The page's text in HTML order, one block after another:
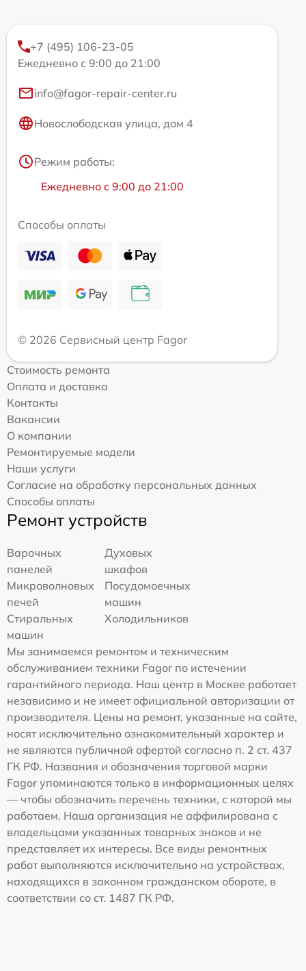
+7 (495) 106-23-05
Ежедневно с 9:00 до 21:00
info@fagor-repair-center.ru
Новослободская улица, дом 4
Режим работы:
Ежедневно с 9:00 до 21:00
Способы оплаты
© 2026 Сервисный центр Fagor
Стоимость ремонта
Оплата и доставка
Контакты
Вакансии
О компании
Ремонтируемые модели
Наши услуги
Согласие на обработку персональных данных
Способы оплаты
Ремонт устройств
Варочных
панелей
Духовых
шкафов
Микроволновых
печей
Посудомоечных
машин
Стиральных
машин
Холодильников
Мы занимаемся ремонтом и техническим
обслуживанием техники Fagor по истечении
гарантийного периода. Наш центр в Москве работает
независимо и не имеет официальной авторизации от
производителя. Цены на ремонт, указанные на сайте,
носят исключительно ознакомительный характер и
не являются публичной офертой согласно п. 2 ст. 437
ГК РФ. Названия и обозначения торговой марки
Fagor упоминаются только в информационных целях
— чтобы обозначить перечень техники, с которой мы
работаем. Наша организация не аффилирована с
владельцами указанных товарных знаков и не
представляет их интересы. Все виды ремонтных
работ выполняются исключительно на устройствах,
находящихся в законном гражданском обороте, в
соответствии со ст. 1487 ГК РФ.